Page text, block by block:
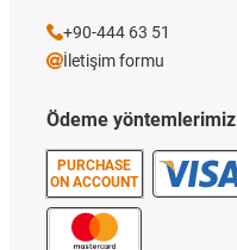
Ödeme yöntemlerimiz
PURCHASE
ON ACCOUNT
+90-444 63 51
İletişim formu